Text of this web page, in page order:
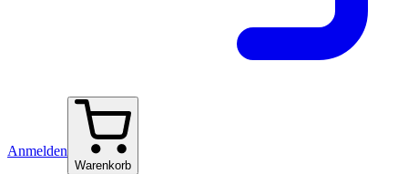
Anmelden
Warenkorb